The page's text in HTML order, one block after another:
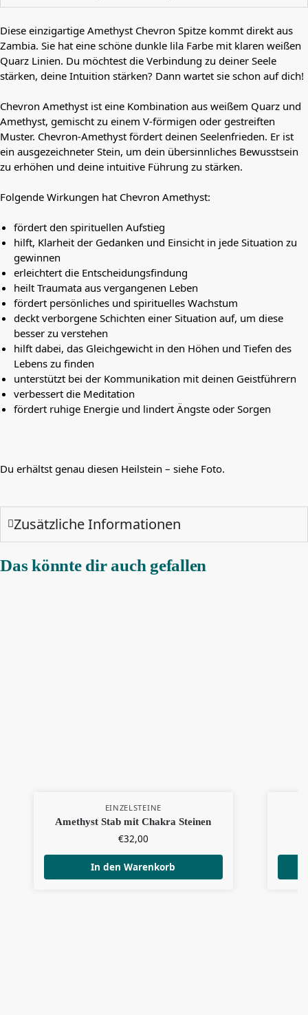
Diese einzigartige Amethyst Chevron Spitze kommt direkt aus
Zambia. Sie hat eine schöne dunkle lila Farbe mit klaren weißen
Quarz Linien. Du möchtest die Verbindung zu deiner Seele
stärken, deine Intuition stärken? Dann wartet sie schon auf dich!
Chevron Amethyst ist eine Kombination aus weißem Quarz und
Amethyst, gemischt zu einem V-förmigen oder gestreiften
Muster. Chevron-Amethyst fördert deinen Seelenfrieden. Er ist
ein ausgezeichneter Stein, um dein übersinnliches Bewusstsein
zu erhöhen und deine intuitive Führung zu stärken.
Folgende Wirkungen hat Chevron Amethyst:
fördert den spirituellen Aufstieg
hilft, Klarheit der Gedanken und Einsicht in jede Situation zu
gewinnen
erleichtert die Entscheidungsfindung
heilt Traumata aus vergangenen Leben
fördert persönliches und spirituelles Wachstum
deckt verborgene Schichten einer Situation auf, um diese
besser zu verstehen
hilft dabei, das Gleichgewicht in den Höhen und Tiefen des
Lebens zu finden
unterstützt bei der Kommunikation mit deinen Geistführern
verbessert die Meditation
fördert ruhige Energie und lindert Ängste oder Sorgen
Du erhältst genau diesen Heilstein – siehe Foto.
Zusätzliche Informationen
Das könnte dir auch gefallen
EINZELSTEINE
Amethyst Stab mit Chakra Steinen
€32,00
In den Warenkorb